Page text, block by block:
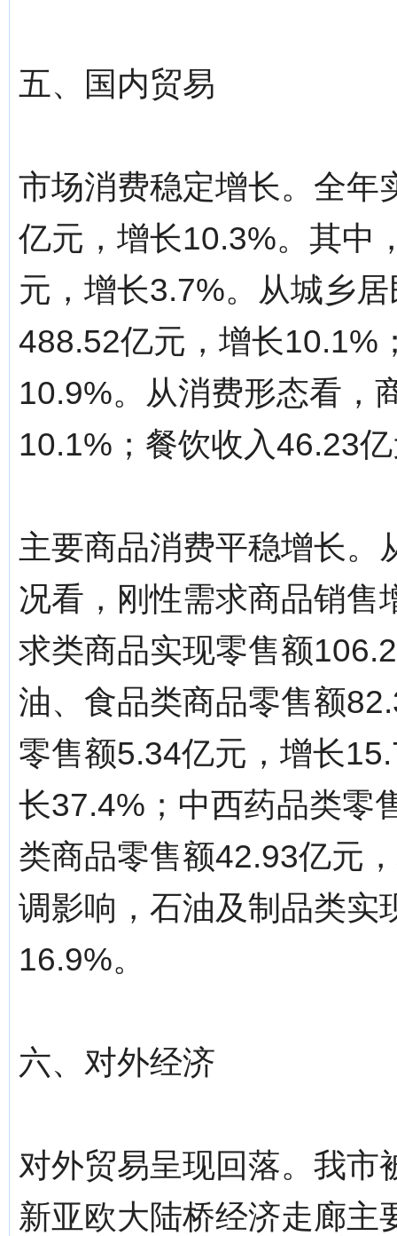
五、国内贸易
市场消费稳定增长。全年
亿元，增长10.3%。其中
元，增长3.7%。从城乡
488.52亿元，增长10.1%
10.9%。从消费形态看，
10.1%；餐饮收入46.23
主要商品消费平稳增长。
况看，刚性需求商品销售
求类商品实现零售额
油、食品类商品零售额
零售额5.34亿元，增长
长37.4%；中西药品类零
类商品零售额42.93亿元
调影响，石油及制品类实
16.9%。
六、对外经济
对外贸易呈现回落。我市
新亚欧大陆桥经济走廊主